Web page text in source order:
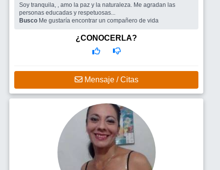
Soy tranquila, , amo la paz y la naturaleza. Me agradan las
personas educadas y respetuosas...
Busco Me gustaría encontrar un compañero de vida
¿CONOCERLA?
Mensaje / Citas